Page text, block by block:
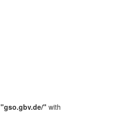
"gso.gbv.de/" with